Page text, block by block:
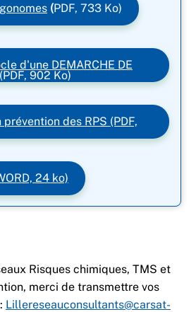
(PDF, 733 Ko)
d'une DEMARCHE DE
(PDF, 902 Ko)
des RPS (PDF,
24 ko)
Risques chimiques, TMS et
merci de transmettre vos
Lillereseauconsultants@carsat-